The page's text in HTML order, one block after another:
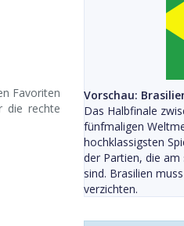
Favoriten
die rechte
Vorschau:
Das Halbfinale
fünfmaligen
hochklassigsten
der Partien, die
sind. Brasilien
verzichten.